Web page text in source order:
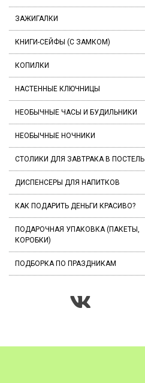
ЗАЖИГАЛКИ
КНИГИ-СЕЙФЫ (С ЗАМКОМ)
КОПИЛКИ
НАСТЕННЫЕ КЛЮЧНИЦЫ
НЕОБЫЧНЫЕ ЧАСЫ И БУДИЛЬНИКИ
НЕОБЫЧНЫЕ НОЧНИКИ
СТОЛИКИ ДЛЯ ЗАВТРАКА В ПОСТЕЛЬ
ДИСПЕНСЕРЫ ДЛЯ НАПИТКОВ
КАК ПОДАРИТЬ ДЕНЬГИ КРАСИВО?
ПОДАРОЧНАЯ УПАКОВКА (ПАКЕТЫ,
КОРОБКИ)
ПОДБОРКА ПО ПРАЗДНИКАМ